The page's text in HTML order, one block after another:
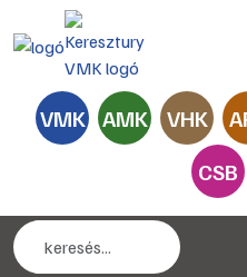
VMK AMK VHK
CSB